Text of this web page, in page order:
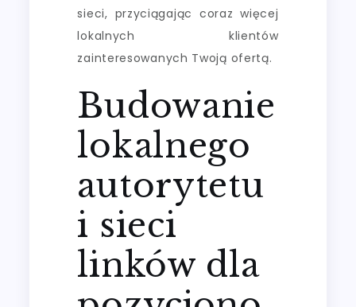
sieci, przyciągając coraz więcej
lokalnych klientów
zainteresowanych Twoją ofertą.
Budowanie
lokalnego
autorytetu
i sieci
linków dla